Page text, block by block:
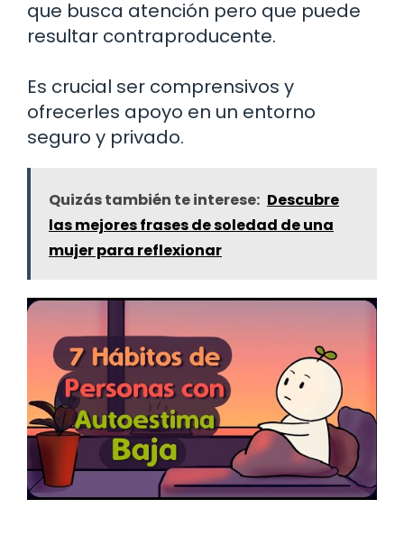
que busca atención pero que puede
resultar contraproducente.
Es crucial ser comprensivos y
ofrecerles apoyo en un entorno
seguro y privado.
Quizás también te interese: Descubre
las mejores frases de soledad de una
mujer para reflexionar